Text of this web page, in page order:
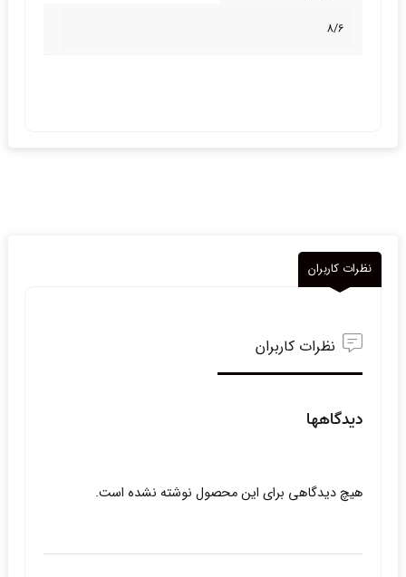
8/6
نظرات کاربران
نظرات کاربران
دیدگاهها
هیچ دیدگاهی برای این محصول نوشته نشده است.